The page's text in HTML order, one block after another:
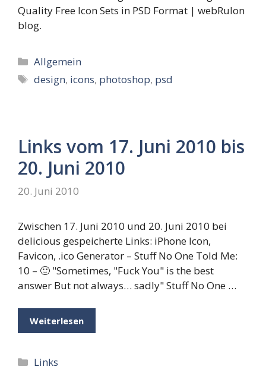
Quality Free Icon Sets in PSD Format | webRulon
blog.
Kategorien
Allgemein
Schlagwörter
design, icons, photoshop, psd
Links vom 17. Juni 2010 bis
20. Juni 2010
20. Juni 2010
Zwischen 17. Juni 2010 und 20. Juni 2010 bei
delicious gespeicherte Links: iPhone Icon,
Favicon, .ico Generator – Stuff No One Told Me:
10 – 🙂 "Sometimes, "Fuck You" is the best
answer But not always… sadly" Stuff No One …
Weiterlesen
Kategorien
Links